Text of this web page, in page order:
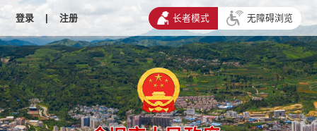
登录 | 注册 长者模式 无障碍浏览